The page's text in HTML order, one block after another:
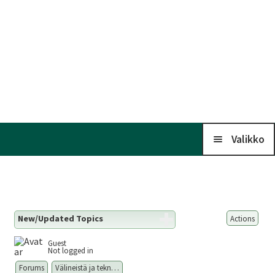
Valikko
Kalenteri
Liitto
Actions
New/Updated Topics
Guest
Not logged in
Forums
Välineistä ja tekn…